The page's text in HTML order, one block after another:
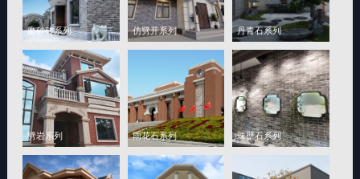
磨砂砖系列 仿劈开系列 丹青石系列
劈岩系列 雨花石系列 珠壁石系列